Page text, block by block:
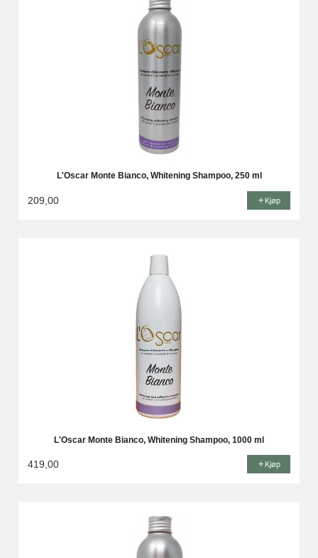
L'Oscar Monte Bianco, Whitening Shampoo, 250 ml
209,00 Kjøp
L'Oscar Monte Bianco, Whitening Shampoo, 1000 ml
419,00 Kjøp